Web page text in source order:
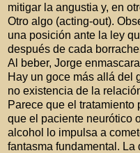
mitigar la angustia y, en
Otro algo (acting-out).
una posición ante la ley
después de cada
Al beber, Jorge
Hay un goce más allá del
no existencia de la
Parece que el
que el paciente neurótico
alcohol lo impulsa a
fantasma fundamental. La